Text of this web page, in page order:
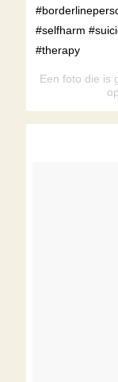
#selfharm
#therapy
Een foto die is